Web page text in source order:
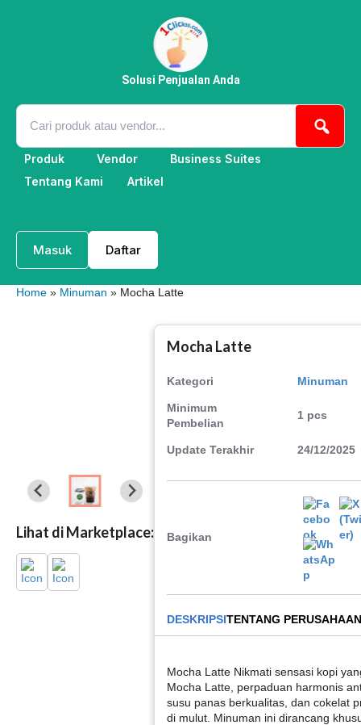
Solusi Penjualan Anda
Produk Vendor
Business Suites
Tentang Kami
Artikel
Masuk Daftar
Home » Minuman » Mocha Latte
Lihat di Marketplace:
Mocha Latte
Kategori Minuman
Minimum
Pembelian
1 pcs
Update Terakhir 24/12/2025
Bagikan
DESKRIPSITENTANG PERUSAHAAN
Mocha Latte Nikmati sensasi kopi
Mocha Latte, perpaduan harmonis
susu panas berkualitas, dan cokelat
di mulut. Minuman ini dirancang